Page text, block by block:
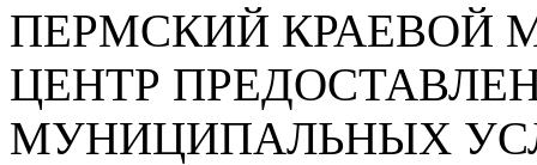
ПЕРМСКИЙ КРАЕВОЙ
ЦЕНТР
МУНИЦИПАЛЬНЫХ